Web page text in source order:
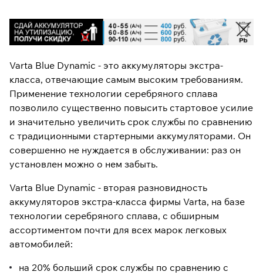
Varta Blue Dynamic - это аккумуляторы экстра-
класса, отвечающие самым высоким требованиям.
Применение технологии серебряного сплава
позволило существенно повысить стартовое усилие
и значительно увеличить срок службы по сравнению
с традиционными стартерными аккумуляторами. Он
совершенно не нуждается в обслуживании: раз он
установлен можно о нем забыть.
Varta Blue Dynamic - вторая разновидность
аккумуляторов экстра-класса фирмы Varta, на базе
технологии серебряного сплава, с обширным
ассортиментом почти для всех марок легковых
автомобилей:
на 20% больший срок службы по сравнению с